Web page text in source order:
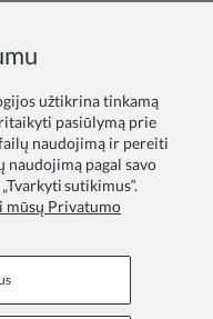
užtikrina tinkamą
pasiūlymą prie
naudojimą ir pereiti
pagal savo
sutikimus“.
mūsų Privatumo